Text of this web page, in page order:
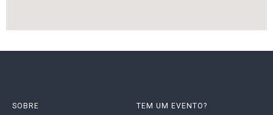
SOBRE TEM UM EVENTO?